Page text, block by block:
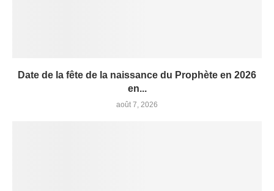
Date de la fête de la naissance du Prophète en 2026
en...
août 7, 2026